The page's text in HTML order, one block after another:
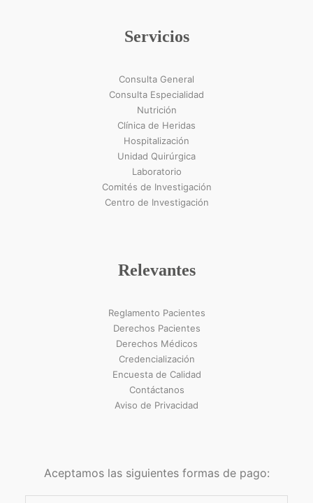
Servicios
Consulta General
Consulta Especialidad
Nutrición
Clínica de Heridas
Hospitalización
Unidad Quirúrgica
Laboratorio
Comités de Investigación
Centro de Investigación
Relevantes
Reglamento Pacientes
Derechos Pacientes
Derechos Médicos
Credencialización
Encuesta de Calidad
Contáctanos
Aviso de Privacidad
Aceptamos las siguientes formas de pago: